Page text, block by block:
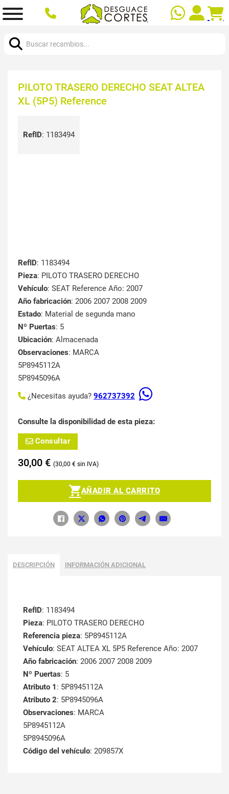
PILOTO TRASERO DERECHO SEAT ALTEA
XL (5P5) Reference
RefID: 1183494
RefID: 1183494
Pieza: PILOTO TRASERO DERECHO
Vehículo: SEAT Reference Año: 2007
Año fabricación: 2006 2007 2008 2009
Estado: Material de segunda mano
Nº Puertas: 5
Ubicación: Almacenada
Observaciones: MARCA
5P8945112A
5P8945096A
¿Necesitas ayuda? 962737392
Consulte la disponibilidad de esta pieza:
Consultar
30,00 € 30,00 €
AÑADIR AL CARRITO
DESCRIPCIÓN INFORMACIÓN ADICIONAL
RefID: 1183494
Pieza: PILOTO TRASERO DERECHO
Referencia pieza: 5P8945112A
Vehículo: SEAT ALTEA XL 5P5 Reference Año: 2007
Año fabricación: 2006 2007 2008 2009
Nº Puertas: 5
Atributo 1 : 5P8945112A
Atributo 2: 5P8945096A
Observaciones: MARCA
5P8945112A
5P8945096A
Código del vehículo: 209857X